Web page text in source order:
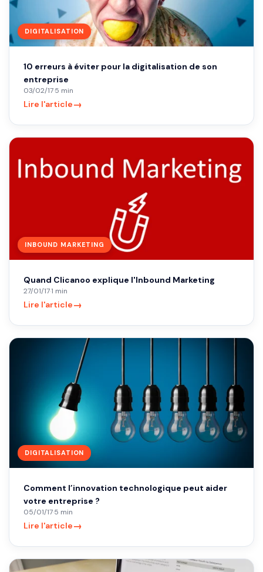
DIGITALISATION
10 erreurs à éviter pour la digitalisation de son
entreprise
03/02/17·5 min
Lire l'article→
INBOUND MARKETING
Quand Clicanoo explique l'Inbound Marketing
27/01/17·1 min
Lire l'article→
DIGITALISATION
Comment l’innovation technologique peut aider
votre entreprise ?
05/01/17·5 min
Lire l'article→